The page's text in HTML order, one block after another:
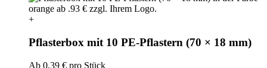
+
Pflasterbox mit 10 PE-Pflastern (70 × 18 mm)
Ab 0,39 € pro Stück